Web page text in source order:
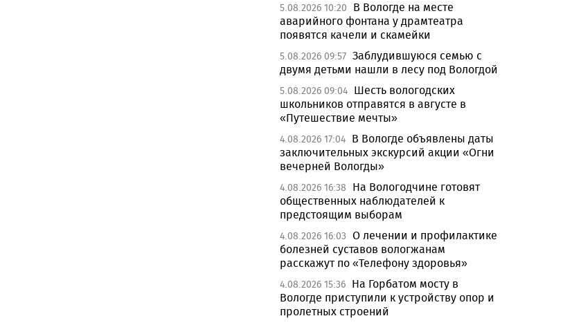
5.08.2026 10:20
В Вологде на месте
аварийного фонтана у драмтеатра
появятся качели и скамейки
5.08.2026 09:57 Заблудившуюся семью с
двумя детьми нашли в лесу под Вологдой
5.08.2026 09:04 Шесть вологодских
школьников отправятся в августе в
«Путешествие мечты»
4.08.2026 17:04 В Вологде объявлены даты
заключительных экскурсий акции «Огни
вечерней Вологды»
4.08.2026 16:38
На Вологодчине готовят
общественных наблюдателей к
предстоящим выборам
4.08.2026 16:03 О лечении и профилактике
болезней суставов вологжанам
расскажут по «Телефону здоровья»
4.08.2026 15:36 На Горбатом мосту в
Вологде приступили к устройству опор и
пролетных строений